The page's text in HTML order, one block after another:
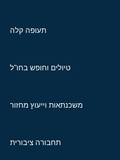
תעופה קלה
טיולים וחופש בחו"ל
משכנתאות וייעוץ מחזור
תחבורה ציבורית